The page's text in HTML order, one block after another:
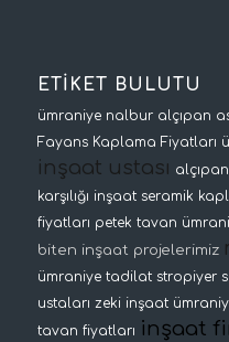
ETİKET BULUTU
ümraniye nalbur alçıpan
Fayans Kaplama Fiyatları
inşaat ustası
karşılığı inşaat seramik
fiyatları petek tavan
biten inşaat projelerimiz
ümraniye tadilat stropiyer
ustaları zeki inşaat
tavan fiyatları inşaat